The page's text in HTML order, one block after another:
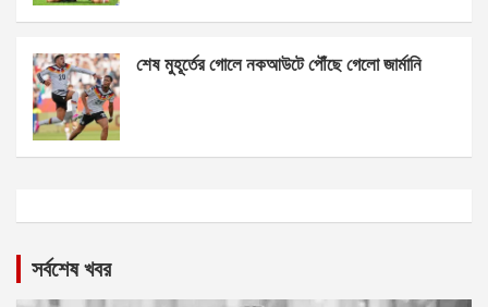
শেষ মুহূর্তের গোলে নকআউটে পৌঁছে গেলো জার্মানি
সর্বশেষ খবর